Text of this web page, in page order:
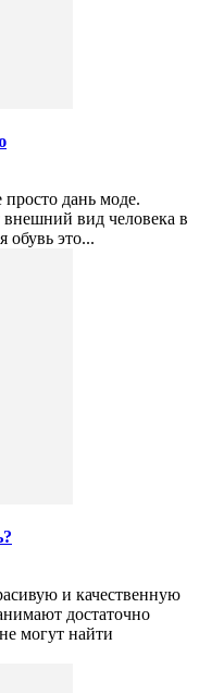
просто дань моде.
вид человека в
обувь это...
и качественную
достаточно
могут найти